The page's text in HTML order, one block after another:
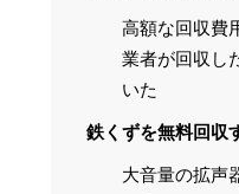
円/kg(税込)
高額な回収費
業者が回収し
いた
鉄くずを無料回収
大音量の拡声